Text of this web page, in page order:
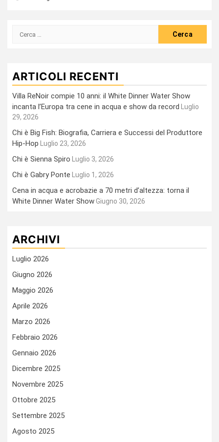
Ricerca
ARTICOLI RECENTI
Villa ReNoir compie 10 anni: il White Dinner Water Show
incanta l’Europa tra cene in acqua e show da record Luglio
29, 2026
Chi è Big Fish: Biografia, Carriera e Successi del Produttore
Hip-Hop Luglio 23, 2026
Chi è Sienna Spiro Luglio 3, 2026
Chi è Gabry Ponte Luglio 1, 2026
Cena in acqua e acrobazie a 70 metri d’altezza: torna il
White Dinner Water ShowGiugno 30, 2026
ARCHIVI
Luglio 2026
Giugno 2026
Maggio 2026
Aprile 2026
Marzo 2026
Febbraio 2026
Gennaio 2026
Dicembre 2025
Novembre 2025
Ottobre 2025
Settembre 2025
Agosto 2025